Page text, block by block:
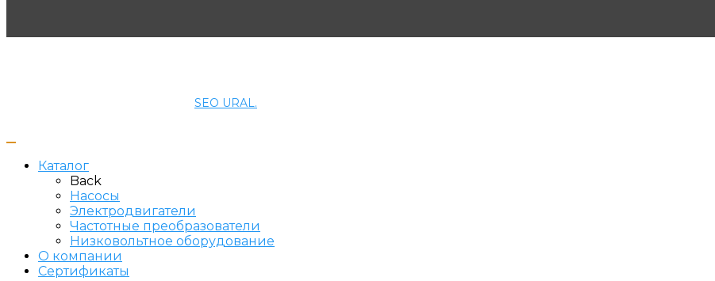
SEO URAL.
Каталог
Back
Насосы
Электродвигатели
Частотные преобразователи
Низковольтное оборудование
О компании
Сертификаты